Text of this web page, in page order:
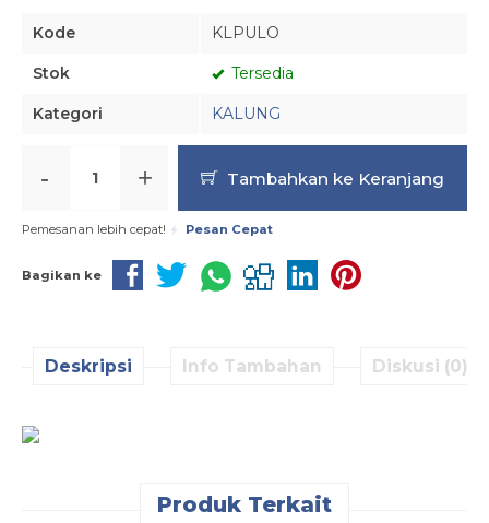
Kode KLPULO
Stok Tersedia
Kategori KALUNG
- + Tambahkan ke Keranjang
Pemesanan lebih cepat! Pesan Cepat
Bagikan ke
Deskripsi Info Tambahan Diskusi (0)
Produk Terkait